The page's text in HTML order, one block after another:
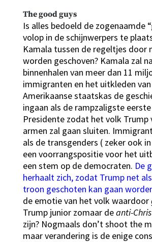
The good guys
Is alles bedoeld de zogenaamde
volop in de schijnwerpers te
Kamala tussen de regeltjes door
worden geschoven? Kamala zal
binnenhalen van meer dan 11
immigranten en het uitkleden
Amerikaanse staatskas de
ingaan als de rampzaligste
Presidente zodat het volk Trump
armen zal gaan sluiten.
als de transgenders ( zeker ook
een voorrangspositie voor het
een stem op de democraten. De
herhaalt zich, zodat Trump net
troon geschoten kan gaan
de emotie van het volk waardoor
Trump junior zomaar deanti-
zijn? Nogmaals don’t shoot the
maar verandering is de enige